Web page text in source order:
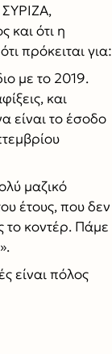
και ότι η
πρόκειται για:
με το 2019.
και
είναι το έσοδο
μαζικό
έτους, που δεν
το κοντέρ. Πάμε
είναι πόλος